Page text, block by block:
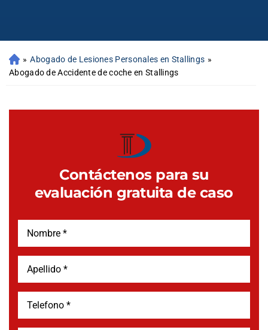
» Abogado de Lesiones Personales en Stallings »
Abogado de Accidente de coche en Stallings
Contáctenos para su
evaluación gratuita de caso